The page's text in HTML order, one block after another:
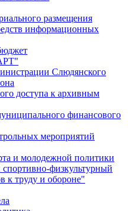
размещения
информационных
Слюдянского
доступа к архивным
финансового
мероприятий
и молодежной политики
физкультурный
к труду и обороне"